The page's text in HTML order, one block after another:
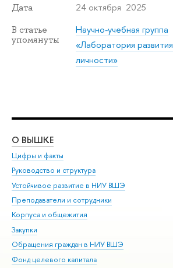
Дата 24 октября 2025
В статье
упомянуты
Научно-учебная группа
«Лаборатория развития
личности»
О ВЫШКЕ
Цифры и факты
Руководство и структура
Устойчивое развитие в НИУ ВШЭ
Преподаватели и сотрудники
Корпуса и общежития
Закупки
Обращения граждан в НИУ ВШЭ
Фонд целевого капитала